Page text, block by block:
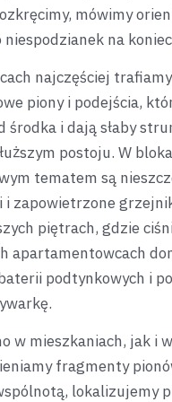
mówimy
niespodzianek na
najczęściej
piony i podejścia,
środka i dają słaby
postoju. W
tematem są
i zapowietrzone
piętrach, gdzie
apartamentowcach
podtynkowych i
w mieszkaniach, jak i
fragmenty
lokalizujemy